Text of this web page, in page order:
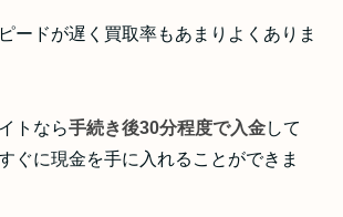
ードが遅く買取率もあまりよくありま
トなら手続き後30分程度で入金して
ぐに現金を手に入れることができま